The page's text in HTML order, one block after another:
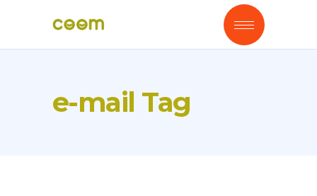
e-mail Tag